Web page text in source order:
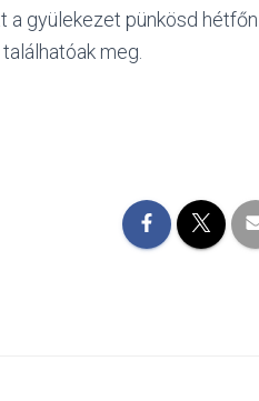
gyülekezet pünkösd hétfőn
találhatóak meg.